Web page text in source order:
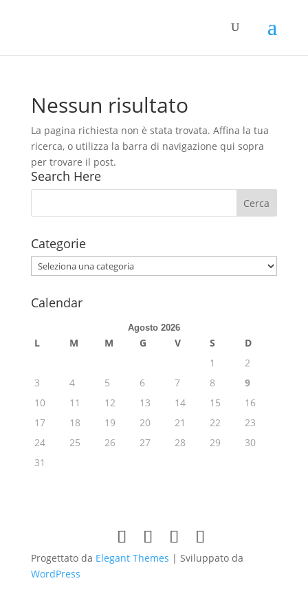
Nessun risultato
La pagina richiesta non è stata trovata. Affina la tua
ricerca, o utilizza la barra di navigazione qui sopra
per trovare il post.
Search Here
Categorie
Categorie
Calendar
Agosto 2026
L M M G V S
D
1
2
3
4 5 6 7 8
9
10
11 12 13 14 15
16
17
18 19 20 21 22
23
24
25 26 27 28 29
30
31
Progettato da Elegant Themes | Sviluppato da
WordPress